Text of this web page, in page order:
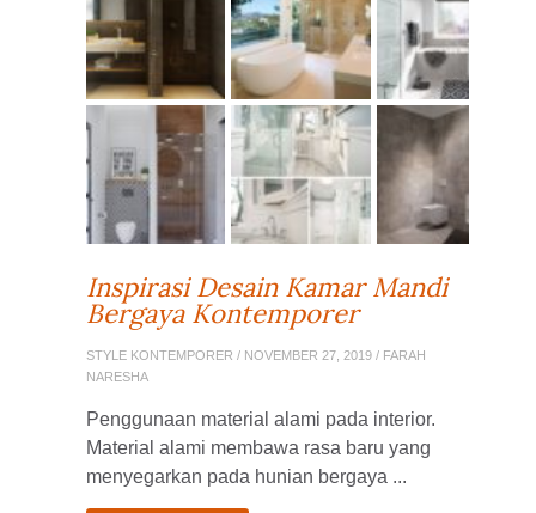
Inspirasi Desain Kamar Mandi
Bergaya Kontemporer
STYLE KONTEMPORER / NOVEMBER 27, 2019 / FARAH
NARESHA
Penggunaan material alami pada interior.
Material alami membawa rasa baru yang
menyegarkan pada hunian bergaya ...